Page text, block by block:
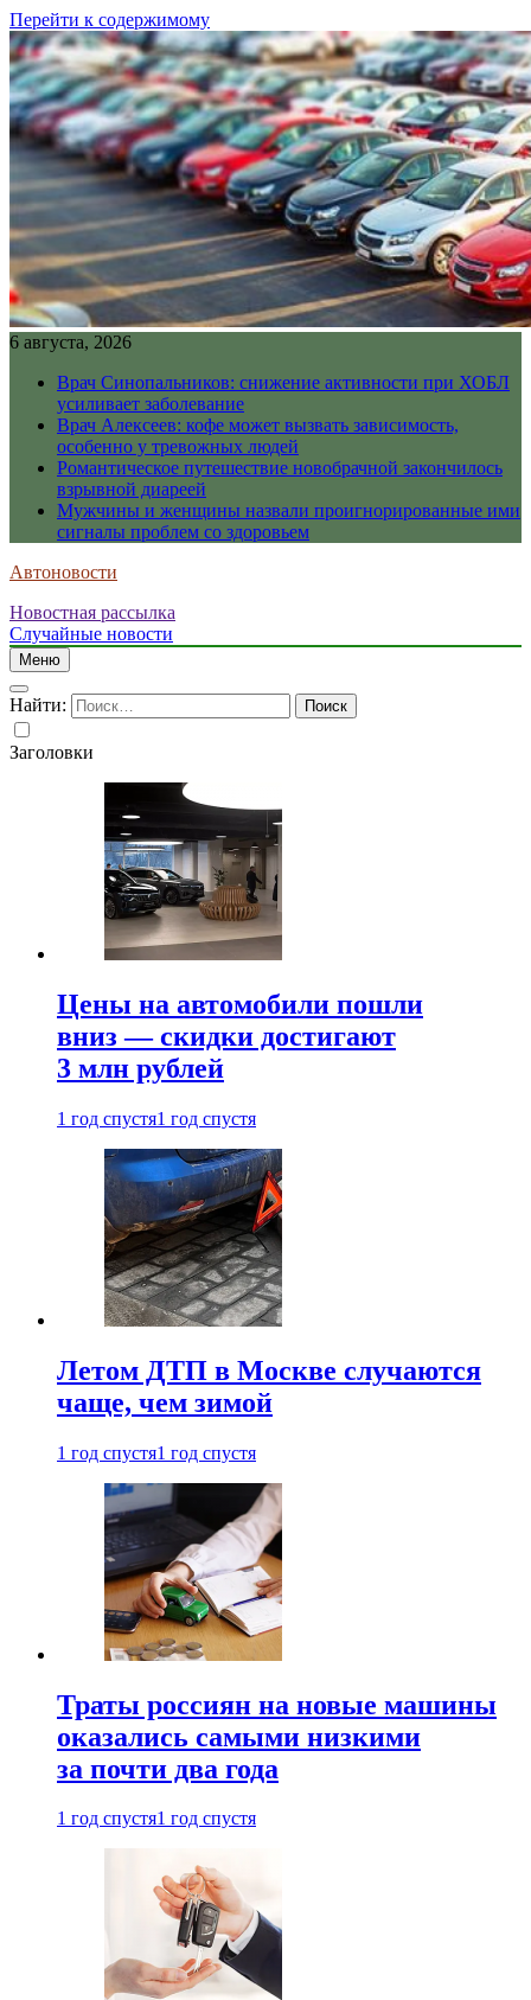
Перейти к содержимому
6 августа, 2026
Врач Синопальников: снижение активности при ХОБЛ
усиливает заболевание
Врач Алексеев: кофе может вызвать зависимость,
особенно у тревожных людей
Романтическое путешествие новобрачной закончилось
взрывной диареей
Мужчины и женщины назвали проигнорированные ими
сигналы проблем со здоровьем
Автоновости
Новостная рассылка
Случайные новости
Меню
Найти:
Заголовки
Цены на автомобили пошли
вниз — скидки достигают
3 млн рублей
1 год спустя1 год спустя
Летом ДТП в Москве случаются
чаще, чем зимой
1 год спустя1 год спустя
Траты россиян на новые машины
оказались самыми низкими
за почти два года
1 год спустя1 год спустя